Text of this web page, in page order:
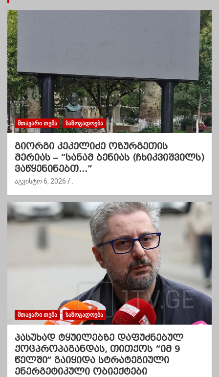
ᲛᲗᲐᲕᲐᲠᲘ ᲗᲔᲛᲐ ᲡᲐᲖᲝᲒᲐᲓᲝᲔᲑᲐ
გიორგი კეკელიძე ოზურგეთის
მერიას – “სანამ ბენიას (ჩხიკვიშვილს)
ვაწყენინებთ…”
აგვისტო 6, 2026
ᲛᲗᲐᲕᲐᲠᲘ ᲗᲔᲛᲐ ᲡᲐᲖᲝᲒᲐᲓᲝᲔᲑᲐ
პასუხად ტყუილებზე დაფუძნებულ
ქოცპროპაგანდას, თითქოს “იმ 9
წელში” გაიყიდა სტრატეგიული
ენერგეტიკული ობიექტები